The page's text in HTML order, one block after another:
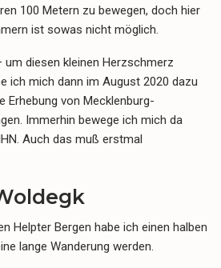
100 Metern zu bewegen, doch hier
ist sowas nicht möglich.
um diesen kleinen Herzschmerz
ich mich dann im August 2020 dazu
Erhebung von Mecklenburg-
Immerhin bewege ich mich da
Auch das muß erstmal
Helpter Bergen habe ich einen halben
lange Wanderung werden.